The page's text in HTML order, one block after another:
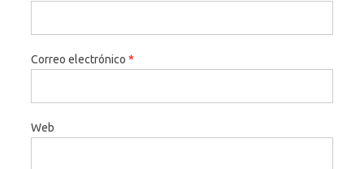
Correo electrónico *
Web